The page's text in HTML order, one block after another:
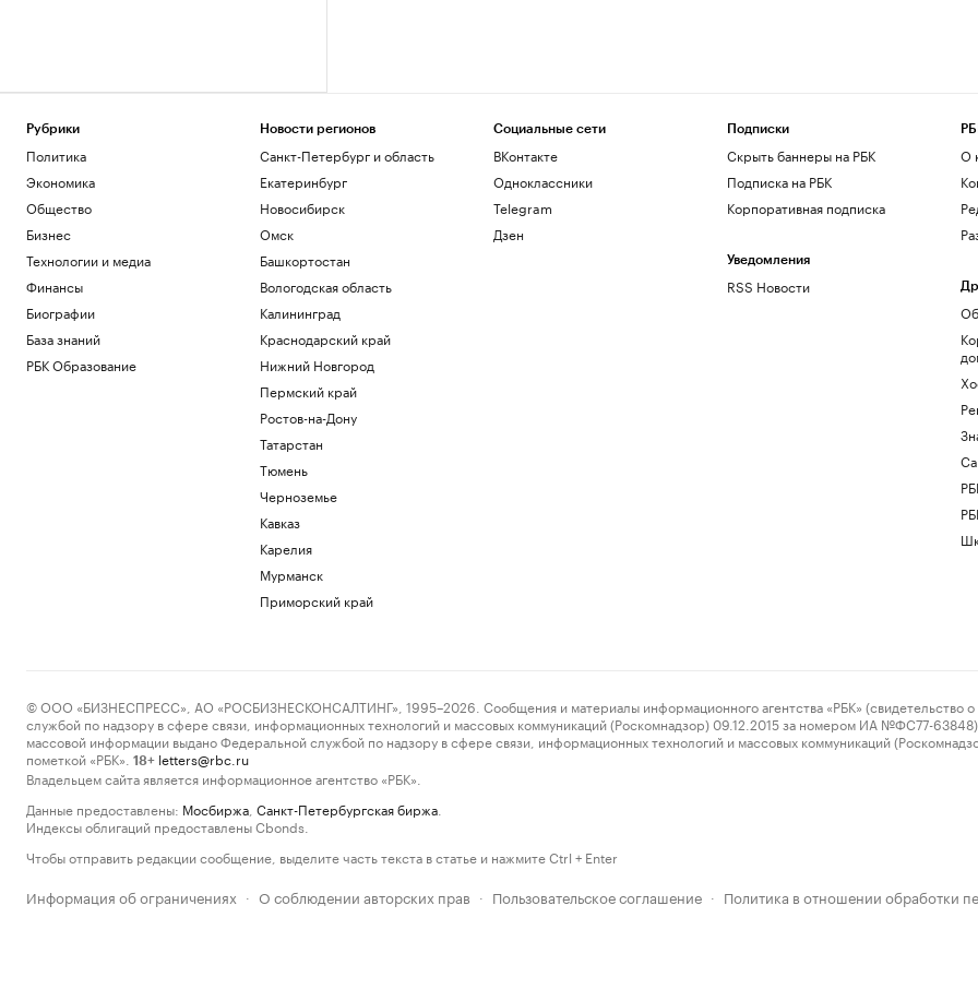
Рубрики
Политика
Экономика
Общество
Бизнес
Технологии и медиа
Финансы
Биографии
База знаний
РБК Образование
Новости регионов
Санкт-Петербург и область
Екатеринбург
Новосибирск
Омск
Башкортостан
Вологодская область
Калининград
Краснодарский край
Нижний Новгород
Пермский край
Ростов-на-Дону
Татарстан
Тюмень
Черноземье
Кавказ
Карелия
Мурманск
Приморский край
Социальные сети
ВКонтакте
Одноклассники
Telegram
Дзен
Подписки
Скрыть баннеры на РБК
Подписка на РБК
Корпоративная подписка
Уведомления
RSS Новости
О
© ООО «БИЗНЕСПРЕСС», АО «РОСБИЗНЕСКОНСАЛТИНГ», 1995–2026. Сообщения и материалы информационного агентства «РБК» (свидетельство о
службой по надзору в сфере связи, информационных технологий и массовых коммуникаций (Роскомнадзор) 09.12.2015 за номером ИА №ФС77-63848)
массовой информации выдано Федеральной службой по надзору в сфере связи, информационных технологий и массовых коммуникаций
пометкой «РБК».
18+ letters@rbc.ru
Владельцем сайта является информационное агентство «РБК».
Данные предоставлены: Мосбиржа Санкт-Петербургская биржа
Индексы облигаций предоставлены Cbonds.
Чтобы отправить редакции сообщение, выделите часть текста в статье и нажмите Ctrl + Enter
Информация об ограничениях · О соблюдении авторских прав · Пользовательское соглашение · Политика в отношении обработки